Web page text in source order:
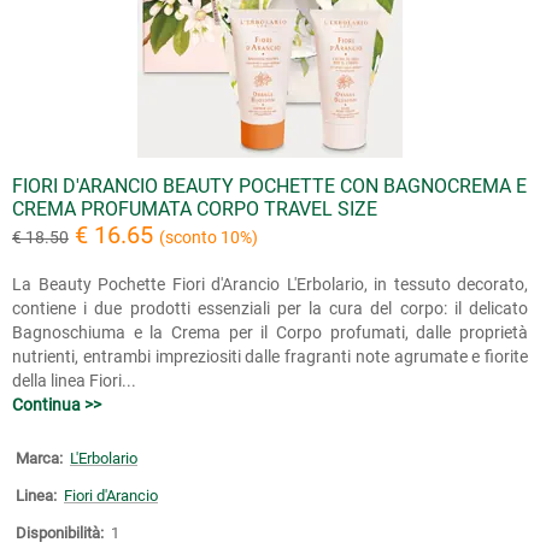
FIORI D'ARANCIO BEAUTY POCHETTE CON BAGNOCREMA E
CREMA PROFUMATA CORPO TRAVEL SIZE
€ 18.50 € 16.65 (sconto 10%)
La Beauty Pochette Fiori d'Arancio L'Erbolario, in tessuto decorato,
contiene i due prodotti essenziali per la cura del corpo: il delicato
Bagnoschiuma e la Crema per il Corpo profumati, dalle proprietà
nutrienti, entrambi impreziositi dalle fragranti note agrumate e fiorite
della linea Fiori...
Continua >>
Marca: L'Erbolario
Linea: Fiori d'Arancio
Disponibilità: 1